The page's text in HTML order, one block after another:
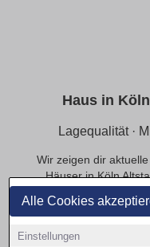
Alle Cookies
Einstellungen
Haus in
Lagequalität ·
Wir zeigen dir
Häuser in Köln
Mietpreise
beeinflusst die
Planung deiner